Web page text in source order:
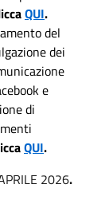
QUI.
del
dei
e
di
QUI.
2026.